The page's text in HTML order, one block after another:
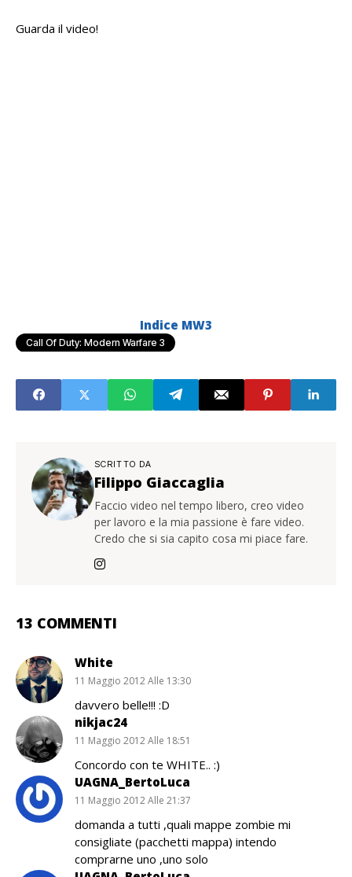
Guarda il video!
Indice MW3
Call Of Duty: Modern Warfare 3
SCRITTO DA
Filippo Giaccaglia
Faccio video nel tempo libero, creo video
per lavoro e la mia passione è fare video.
Credo che si sia capito cosa mi piace fare.
13 COMMENTI
White
11 Maggio 2012 Alle 13:30
davvero belle!!! :D
nikjac24
11 Maggio 2012 Alle 18:51
Concordo con te WHITE.. :)
UAGNA_BertoLuca
11 Maggio 2012 Alle 21:37
domanda a tutti ,quali mappe zombie mi
consigliate (pacchetti mappa) intendo
comprarne uno ,uno solo